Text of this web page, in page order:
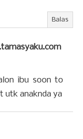
Balas
ibu soon to
utk anaknda ya